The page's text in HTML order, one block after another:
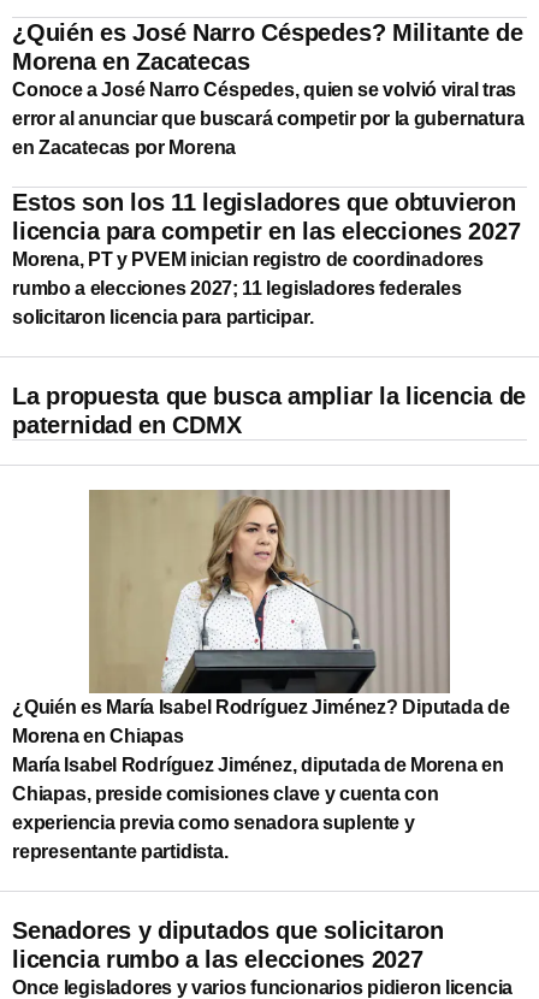
¿Quién es José Narro Céspedes? Militante de
Morena en Zacatecas
Conoce a José Narro Céspedes, quien se volvió viral tras
error al anunciar que buscará competir por la gubernatura
en Zacatecas por Morena
Estos son los 11 legisladores que obtuvieron
licencia para competir en las elecciones 2027
Morena, PT y PVEM inician registro de coordinadores
rumbo a elecciones 2027; 11 legisladores federales
solicitaron licencia para participar.
La propuesta que busca ampliar la licencia de
paternidad en CDMX
¿Quién es María Isabel Rodríguez Jiménez? Diputada de
Morena en Chiapas
María Isabel Rodríguez Jiménez, diputada de Morena en
Chiapas, preside comisiones clave y cuenta con
experiencia previa como senadora suplente y
representante partidista.
Senadores y diputados que solicitaron
licencia rumbo a las elecciones 2027
Once legisladores y varios funcionarios pidieron licencia